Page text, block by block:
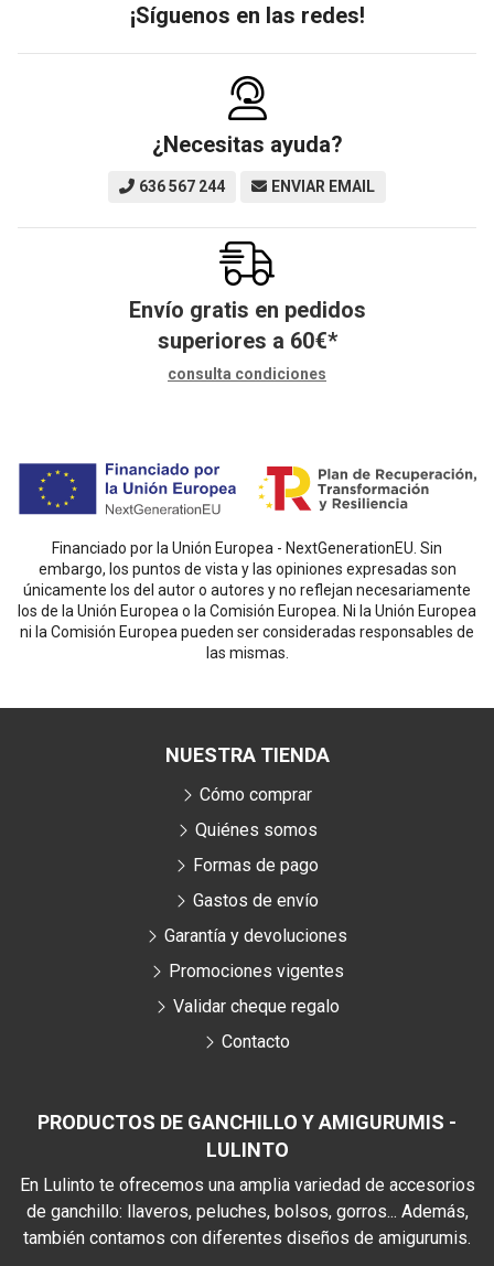
¡Síguenos en las redes!
¿Necesitas ayuda?
636 567 244 ENVIAR EMAIL
Envío gratis en pedidos
superiores a 60€*
consulta condiciones
Financiado por la Unión Europea - NextGenerationEU. Sin
embargo, los puntos de vista y las opiniones expresadas son
únicamente los del autor o autores y no reflejan necesariamente
los de la Unión Europea o la Comisión Europea. Ni la Unión Europea
ni la Comisión Europea pueden ser consideradas responsables de
las mismas.
PRODUCTOS DE GANCHILLO Y AMIGURUMIS -
LULINTO
En Lulinto te ofrecemos una amplia variedad de accesorios
de ganchillo: llaveros, peluches, bolsos, gorros... Además,
también contamos con diferentes diseños de amigurumis.
NUESTRA TIENDA
Cómo comprar
Quiénes somos
Formas de pago
Gastos de envío
Garantía y devoluciones
Promociones vigentes
Validar cheque regalo
Contacto